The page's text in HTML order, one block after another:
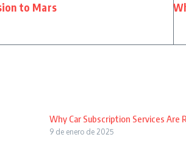
to Mars
Why Car Subscription Services Are
9 de enero de 2025